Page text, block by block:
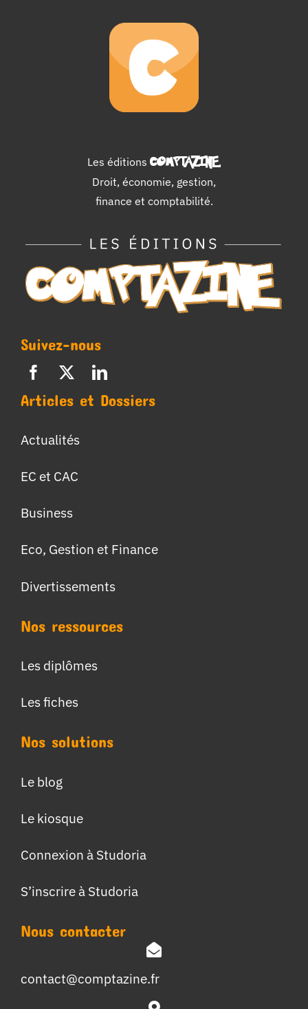
Les éditions COMPTAZINE.
Droit, économie, gestion,
finance et comptabilité.
Suivez-nous
Articles et Dossiers
Actualités
EC et CAC
Business
Eco, Gestion et Finance
Divertissements
Nos ressources
Les diplômes
Les fiches
Nos solutions
Le blog
Le kiosque
Connexion à Studoria
S’inscrire à Studoria
Nous contacter
contact@comptazine.fr